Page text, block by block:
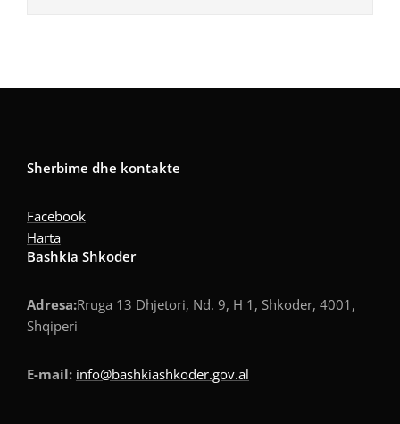
Sherbime dhe kontakte
Facebook
Harta
Bashkia Shkoder
Adresa:Rruga 13 Dhjetori, Nd. 9, H 1, Shkoder, 4001,
Shqiperi
E-mail: info@bashkiashkoder.gov.al